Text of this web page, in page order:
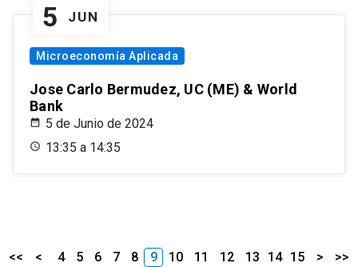
5 JUN
Microeconomía Aplicada
Jose Carlo Bermudez, UC (ME) & World
Bank
5 de Junio de 2024
13:35 a 14:35
<< < 4 5 6 7 8 9 10 11 12 13 14 15 > >>